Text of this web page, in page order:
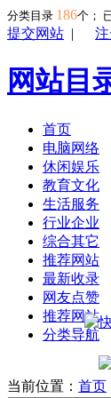
分类目录 186个；
提交网站 |
网站目
首页
电脑网络
休闲娱乐
教育文化
生活服务
行业企业
综合其它
推荐网站
最新收录
网友点赞
推荐网站
分类导航
当前位置： 首页